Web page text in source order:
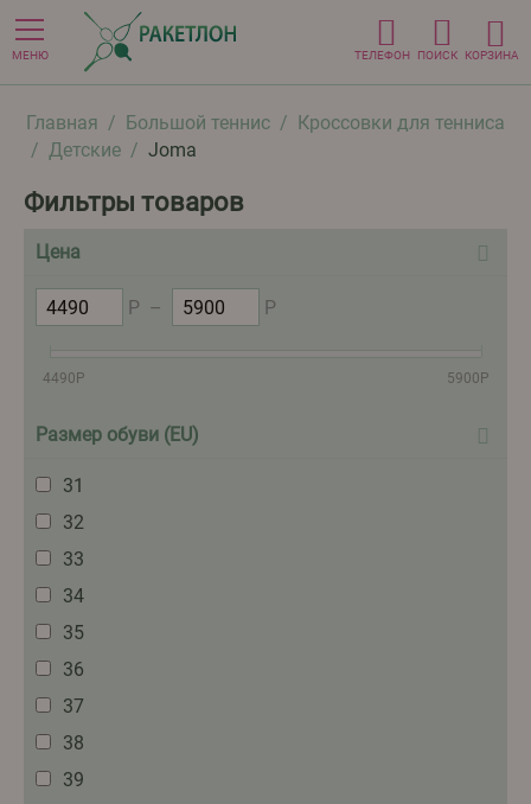
МЕНЮ ТЕЛЕФОН ПОИСК КОРЗИНА
Главная / Большой теннис / Кроссовки для тенниса
/ Детские / Joma
Фильтры товаров
Цена
Р – Р
4490 Р 5900 Р
Размер обуви (EU)
31
32
33
34
35
36
37
38
39